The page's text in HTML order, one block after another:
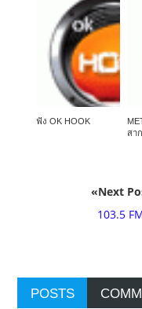
ฟัง OK HOOK
สา
«Next
103.5
POSTS